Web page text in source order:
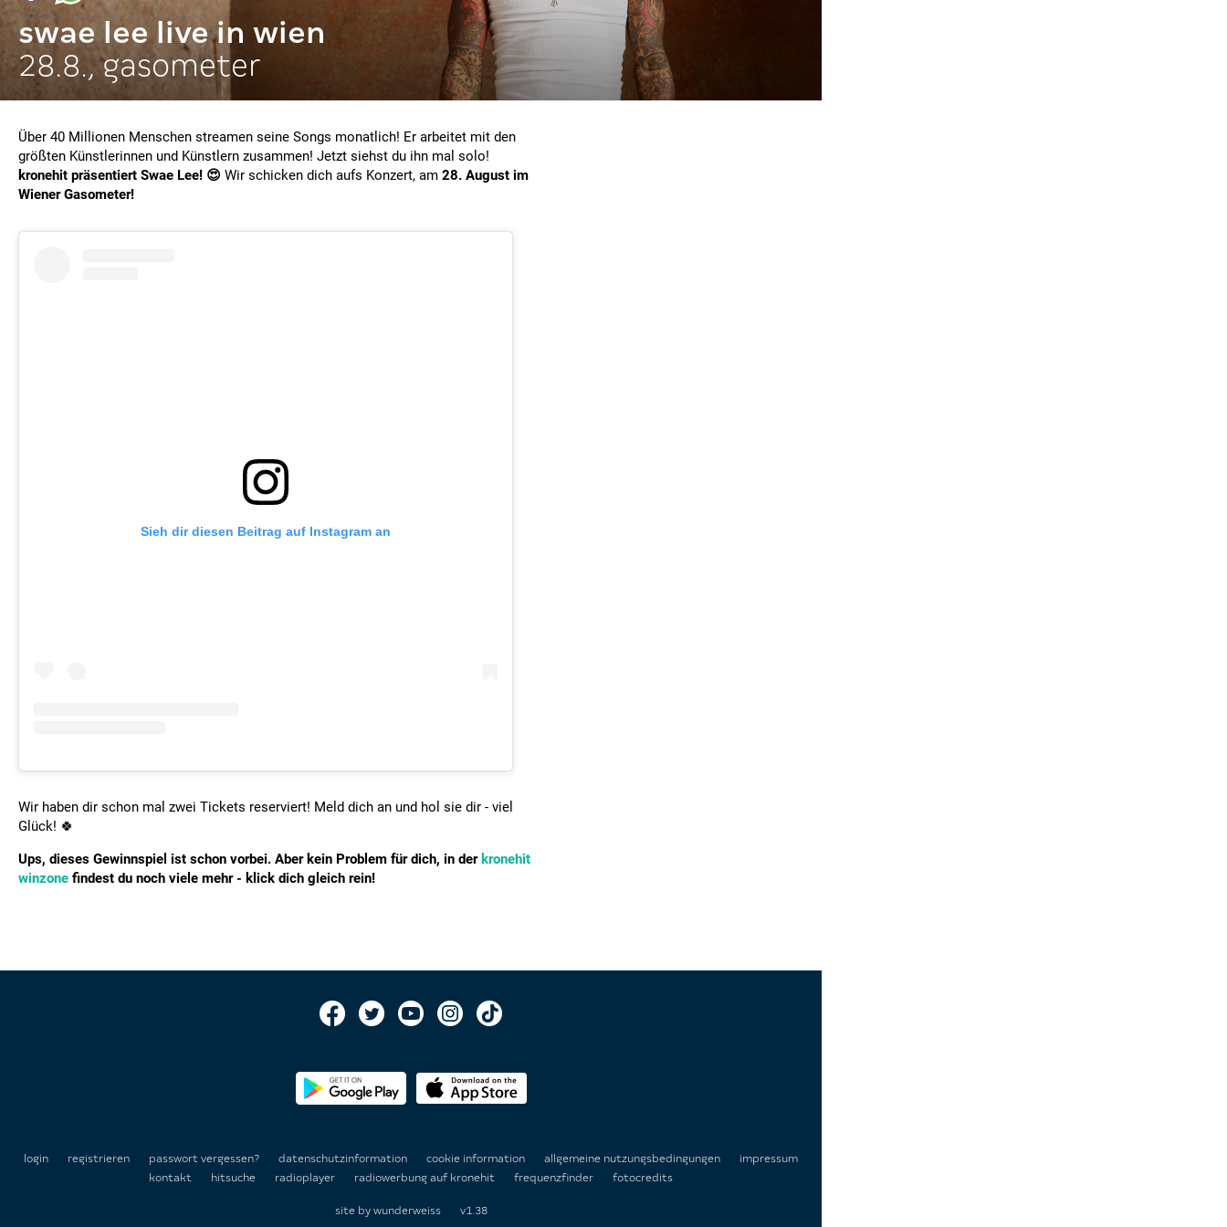
swae lee live in wien
28.8., gasometer
Über 40 Millionen Menschen streamen seine Songs monatlich! Er arbeitet mit den
größten Künstlerinnen und Künstlern zusammen! Jetzt siehst du ihn mal solo!
kronehit präsentiert Swae Lee! 😍 Wir schicken dich aufs Konzert, am 28. August im
Wiener Gasometer!
Sieh dir diesen Beitrag auf Instagram an
Wir haben dir schon mal zwei Tickets reserviert! Meld dich an und hol sie dir - viel
Glück! 🍀
Ups, dieses Gewinnspiel ist schon vorbei. Aber kein Problem für dich, in der kronehit
winzone findest du noch viele mehr - klick dich gleich rein!
login registrieren passwort vergessen? datenschutzinformation cookie information allgemeine nutzungsbedingungen
impressum
kontakt
hitsuche radioplayer radiowerbung auf kronehit frequenzfinder fotocredits
site by wunderweiss v1.38